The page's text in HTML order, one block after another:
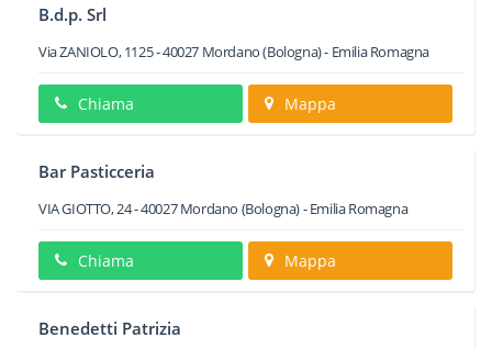
B.d.p. Srl
Via ZANIOLO, 1125-40027 Mordano(Bologna) - Emilia Romagna
Chiama Mappa
Bar Pasticceria
VIA GIOTTO, 24-40027 Mordano (Bologna) -Emilia Romagna
Chiama Mappa
Benedetti Patrizia